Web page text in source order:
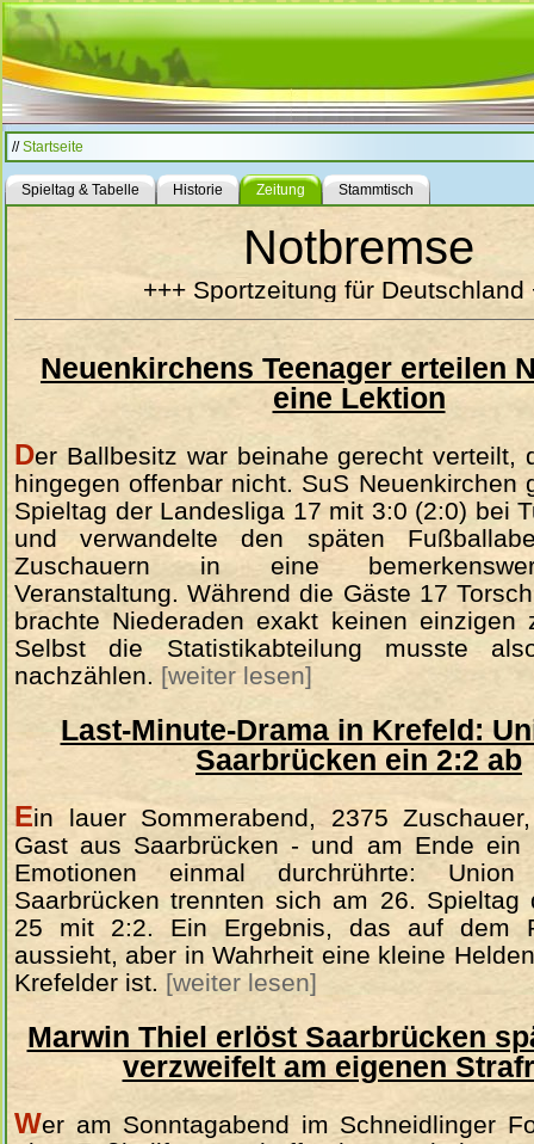
//Startseite
Spieltag & Tabelle Historie Zeitung Stammtisch
Notbremse
+++ Sportzeitung für Deutschland
Neuenkirchens Teenager erteilen
eine Lektion
Der Ballbesitz war beinahe gerecht verteilt,
hingegen offenbar nicht. SuS Neuenkirchen
Spieltag der Landesliga 17 mit 3:0 (2:0) bei
und verwandelte den späten
Zuschauern in eine
Veranstaltung. Während die Gäste 17
brachte Niederaden exakt keinen einzigen
Selbst die Statistikabteilung musste
nachzählen. [weiter lesen]
Last-Minute-Drama in Krefeld:
Saarbrücken ein 2:2 ab
Ein lauer Sommerabend, 2375
Gast aus Saarbrücken - und am Ende ein
Emotionen einmal durchrührte:
Saarbrücken trennten sich am 26. Spieltag
25 mit 2:2. Ein Ergebnis, das auf dem
aussieht, aber in Wahrheit eine kleine
Krefelder ist. [weiter lesen]
Marwin Thiel erlöst Saarbrücken
verzweifelt am eigenen
Wer am Sonntagabend im Schneidlinger